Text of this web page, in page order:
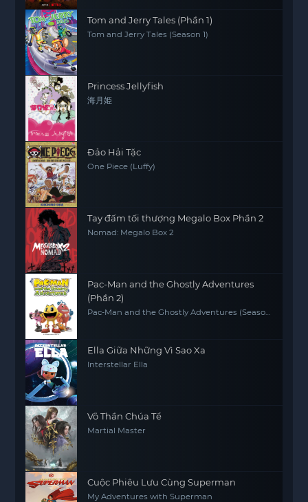
Tom and Jerry Tales (Phần 1)
Tom and Jerry Tales (Season 1)
Princess Jellyfish
海月姫
Đảo Hải Tặc
One Piece (Luffy)
Tay đấm tối thượng Megalo Box Phần 2
Nomad: Megalo Box 2
Pac-Man and the Ghostly Adventures
(Phần 2)
Pac-Man and the Ghostly Adventures (Season
Ella Giữa Những Vì Sao Xa
Interstellar Ella
Võ Thần Chúa Tể
Martial Master
Cuộc Phiêu Lưu Cùng Superman
My Adventures with Superman